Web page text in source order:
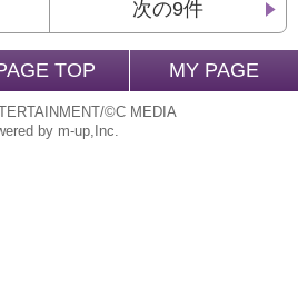
次の9件
TOP MY PAGE
©C MEDIA
by m-up,Inc.